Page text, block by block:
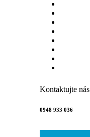
0948 933 036
Kontaktujte nás